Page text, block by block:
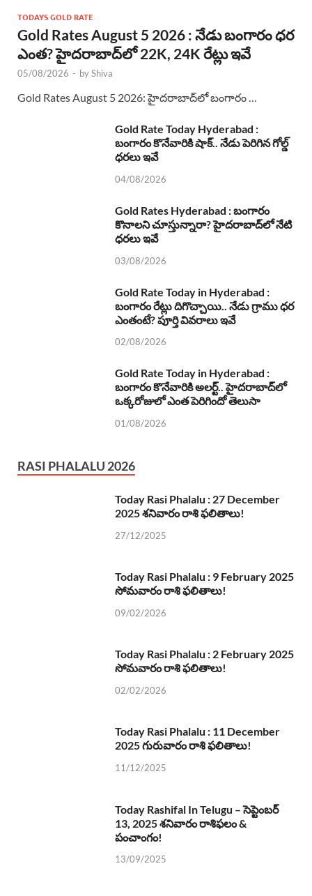
TODAYS GOLD RATE
Gold Rates August 5 2026 : నేడు బంగారం ధర
ఎంత? హైదరాబాద్‌లో 22K, 24K రేట్లు ఇవే
05/08/2026 - byShiva
Gold Rates August 5 2026: హైదరాబాద్‌లో బంగారం …
Gold Rate Today Hyderabad :
బంగారం కొనేవారికి షాక్.. నేడు పెరిగిన గోల్డ్
ధరలు ఇవే
04/08/2026
Gold Rates Hyderabad : బంగారం
కొనాలని చూస్తున్నారా? హైదరాబాద్‌లో నేటి
ధరలు ఇవే
03/08/2026
Gold Rate Today in Hyderabad :
బంగారం రేట్లు దిగొచ్చాయి.. నేడు గ్రాము ధర
ఎంతంటే? పూర్తి వివరాలు ఇవే
02/08/2026
Gold Rate Today in Hyderabad :
బంగారం కొనేవారికి అలర్ట్.. హైదరాబాద్‌లో
ఒక్కరోజులో ఎంత పెరిగిందో తెలుసా
01/08/2026
RASI PHALALU 2026
Today Rasi Phalalu : 27 December
2025 శనివారం రాశి ఫలితాలు!
27/12/2025
Today Rasi Phalalu : 9 February 2025
సోమవారం రాశి ఫలితాలు!
09/02/2026
Today Rasi Phalalu : 2 February 2025
సోమవారం రాశి ఫలితాలు!
02/02/2026
Today Rasi Phalalu : 11 December
2025 గురువారం రాశి ఫలితాలు!
11/12/2025
Today Rashifal In Telugu – సెప్టెంబర్
13, 2025 శనివారం రాశిఫలం &
పంచాంగం!
13/09/2025